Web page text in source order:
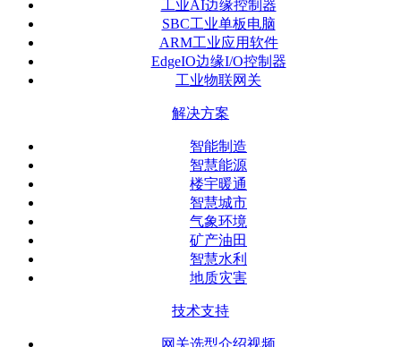
工业AI边缘控制器
SBC工业单板电脑
ARM工业应用软件
EdgeIO边缘I/O控制器
工业物联网关
解决方案
智能制造
智慧能源
楼宇暖通
智慧城市
气象环境
矿产油田
智慧水利
地质灾害
技术支持